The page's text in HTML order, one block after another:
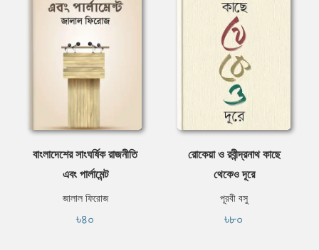
বাংলাদেশের সাংঘর্ষিক রাজনীতি
এবং পার্লামেন্ট
জালাল ফিরোজ
৳৪০
রোকেয়া ও রবীন্দ্রনাথ কাছে
থেকেও দূরে
পূরবী বসু
৳৮০